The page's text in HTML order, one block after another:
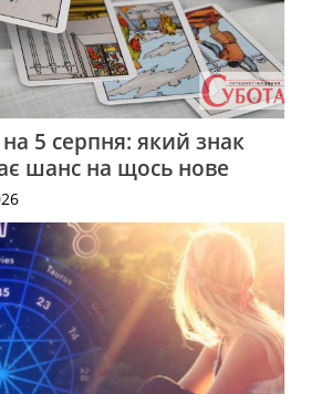
5 серпня: який знак
шанс на щось нове